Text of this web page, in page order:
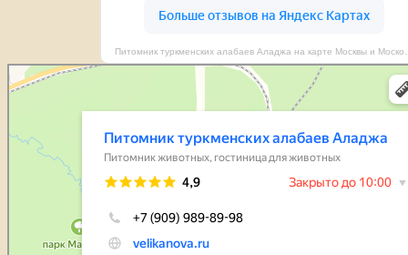
Питомник туркменских алабаев Аладжа
Питомник животных в Москве и Московской области
Гостиница для животных в Москве и Московской области